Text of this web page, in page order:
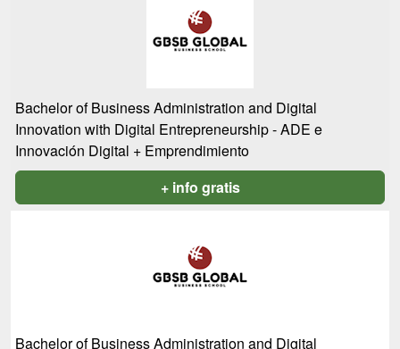
Bachelor of Business Administration and Digital
Innovation with Digital Entrepreneurship - ADE e
Innovación Digital + Emprendimiento
+ info gratis
Bachelor of Business Administration and Digital